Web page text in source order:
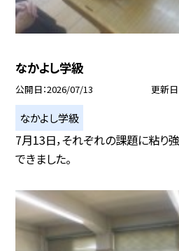
なかよし学級
公開日 2026/07/13 更新日
なかよし学級
7月13日，それぞれの課題に粘り
できました。